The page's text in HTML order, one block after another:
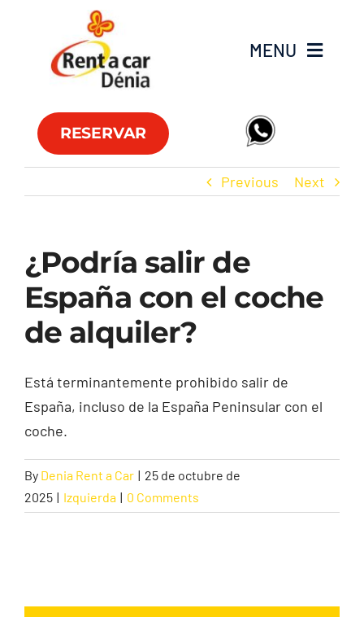
MENU
Flota
Oficinas
FAQ
Contacto
RESERVAR
Previous Next
¿Podría salir de
España con el coche
de alquiler?
Está terminantemente prohibido salir de
España, incluso de la España Peninsular con el
coche.
By Denia Rent a Car | 25 de octubre de
2025 | Izquierda | 0 Comments